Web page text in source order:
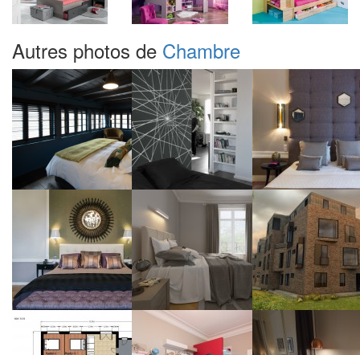
Autres photos de Chambre